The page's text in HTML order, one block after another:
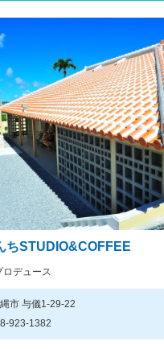
STUDIO&COFFEE
ロデュース
市 与儀1-29-22
923-1382